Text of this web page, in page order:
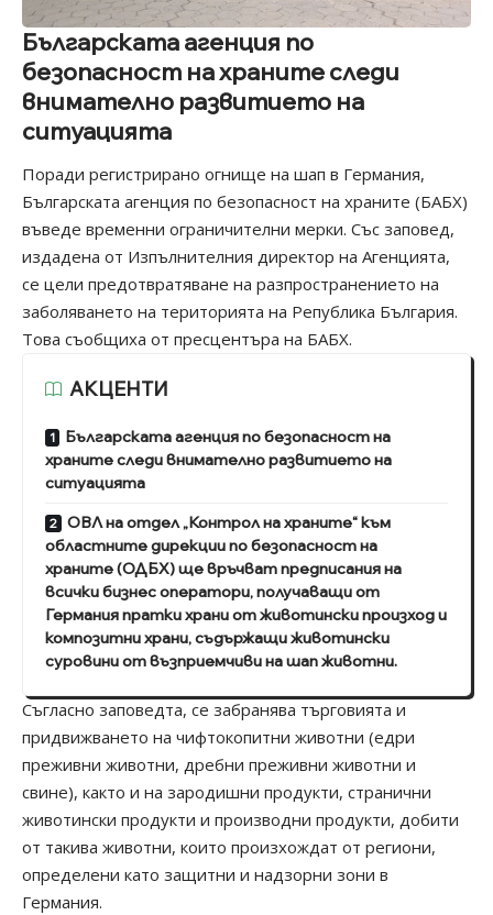
Българската агенция по
безопасност на храните следи
внимателно развитието на
ситуацията
Поради регистрирано огнище на шап в Германия,
Българската агенция по безопасност на храните (БАБХ)
въведе временни ограничителни мерки. Със заповед,
издадена от Изпълнителния директор на Агенцията,
се цели предотвратяване на разпространението на
заболяването на територията на Република България.
Това съобщиха от пресцентъра на БАБХ.
АКЦЕНТИ
Българската агенция по безопасност на
храните следи внимателно развитието на
ситуацията
ОВЛ на отдел „Контрол на храните“ към
областните дирекции по безопасност на
храните (ОДБХ) ще връчват предписания на
всички бизнес оператори, получаващи от
Германия пратки храни от животински произход и
композитни храни, съдържащи животински
суровини от възприемчиви на шап животни.
Съгласно заповедта, се забранява търговията и
придвижването на чифтокопитни животни (едри
преживни животни, дребни преживни животни и
свине), както и на зародишни продукти, странични
животински продукти и производни продукти, добити
от такива животни, които произхождат от региони,
определени като защитни и надзорни зони в
Германия.